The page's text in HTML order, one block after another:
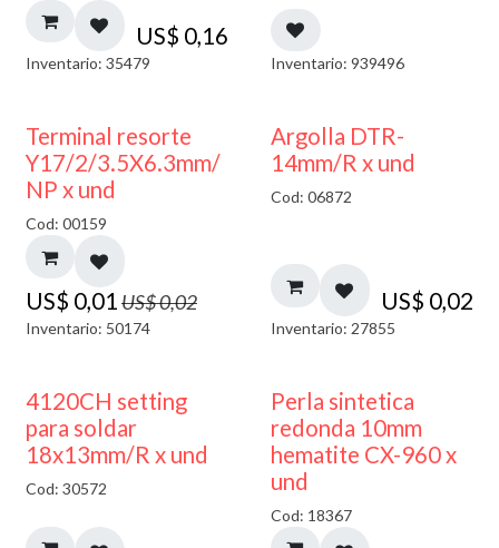
US$ 0,16
Inventario: 35479 Inventario: 939496
50% DESCUENTO
Terminal resorte
Y17/2/3.5X6.3mm/
NP x und
Cod: 00159
US$ 0,01 US$0,02
Inventario: 50174
Argolla DTR-
14mm/R x und
Cod: 06872
US$ 0,02
Inventario: 27855
4120CH setting
para soldar
18x13mm/R x und
Cod: 30572
Perla sintetica
redonda 10mm
hematite CX-960 x
und
Cod: 18367